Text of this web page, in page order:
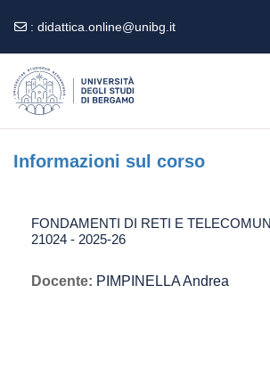
: didattica.online@unibg.it
Informazioni sul corso
FONDAMENTI DI RETI E
21024 - 2025-26
Docente: PIMPINELLA Andrea